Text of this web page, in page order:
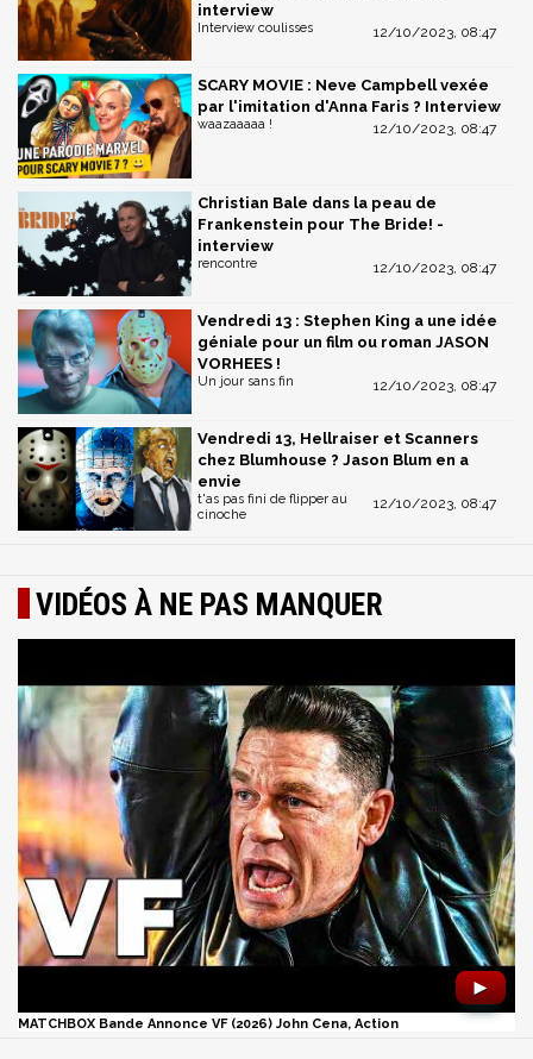
interview
12/10/2023, 08:47
Interview coulisses
SCARY MOVIE : Neve Campbell vexée
par l'imitation d'Anna Faris ? Interview
12/10/2023, 08:47
waazaaaaa !
Christian Bale dans la peau de
Frankenstein pour The Bride! -
interview
12/10/2023, 08:47
rencontre
Vendredi 13 : Stephen King a une idée
géniale pour un film ou roman JASON
VORHEES !
12/10/2023, 08:47
Un jour sans fin
Vendredi 13, Hellraiser et Scanners
chez Blumhouse ? Jason Blum en a
envie
12/10/2023, 08:47
t'as pas fini de flipper au
cinoche
VIDÉOS À NE PAS MANQUER
►
MATCHBOX Bande Annonce VF (2026) John Cena, Action